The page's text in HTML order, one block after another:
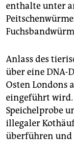
enthalte unter
Anlass des
über eine DNA-
Osten Londons
eingeführt
Speichelprobe
illegaler
überführen und